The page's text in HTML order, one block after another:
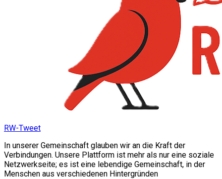
RW-Tweet
In unserer Gemeinschaft glauben wir an die Kraft der
Verbindungen. Unsere Plattform ist mehr als nur eine soziale
Netzwerkseite; es ist eine lebendige Gemeinschaft, in der
Menschen aus verschiedenen Hintergründen